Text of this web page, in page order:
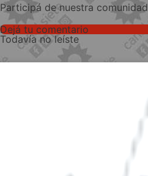
Participá de nuestra comunidad
Dejá tu comentario
Todavía no leíste